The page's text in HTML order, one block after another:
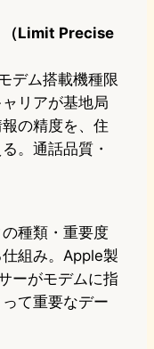
（Limit Precise
デム搭載機種限
リアが基地局
の精度を、住
。通話品質・
種類・重要度
組み。Apple製
ーがモデムに指
て重要なデー